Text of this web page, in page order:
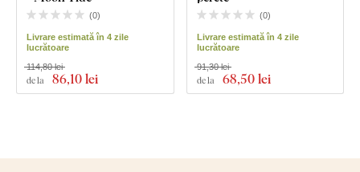
(0)
Livrare estimată în 4 zile
lucrătoare
de la 86,10 lei
114,80 lei
(0)
Livrare estimată în 4 zile
lucrătoare
de la 68,50 lei
91,30 lei